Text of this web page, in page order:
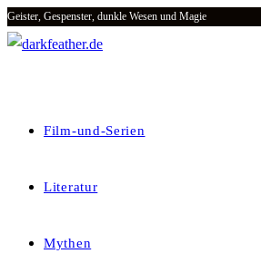
Zum
Inhalt
Geister, Gespenster, dunkle Wesen und Magie
Film-und-Serien
Literatur
Mythen